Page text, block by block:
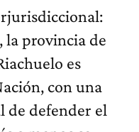
la provincia de
es
con una
de defender el